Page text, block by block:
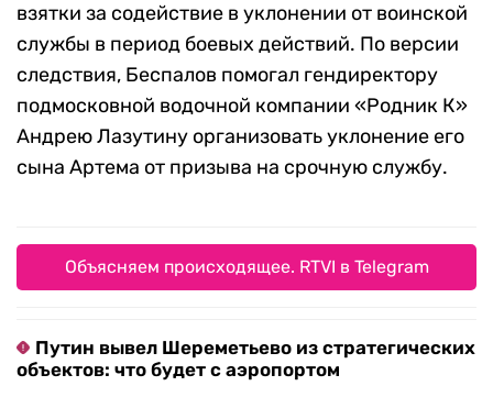
взятки за содействие в уклонении от воинской
службы в период боевых действий. По версии
следствия, Беспалов помогал гендиректору
подмосковной водочной компании «Родник К»
Андрею Лазутину организовать уклонение его
сына Артема от призыва на срочную службу.
Объясняем происходящее. RTVI в Telegram
Путин вывел Шереметьево из стратегических
объектов: что будет с аэропортом